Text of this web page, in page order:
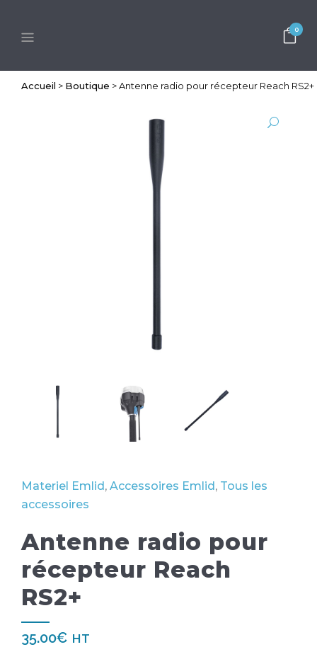
0
Accueil > Boutique >Antenne radio pour récepteur Reach RS2+
Materiel Emlid, Accessoires Emlid, Tous les
accessoires
Antenne radio pour
récepteur Reach
RS2+
35.00€ HT